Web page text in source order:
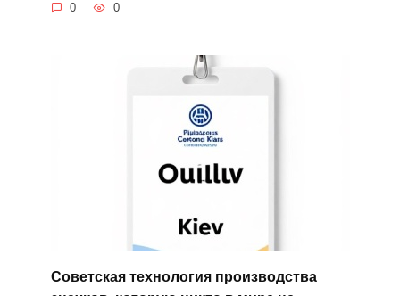
0 0
Советская технология производства